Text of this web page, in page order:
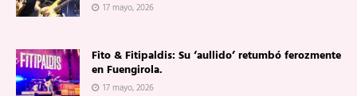
17 mayo, 2026
Fito & Fitipaldis: Su ‘aullido’ retumbó ferozmente
en Fuengirola.
17 mayo, 2026